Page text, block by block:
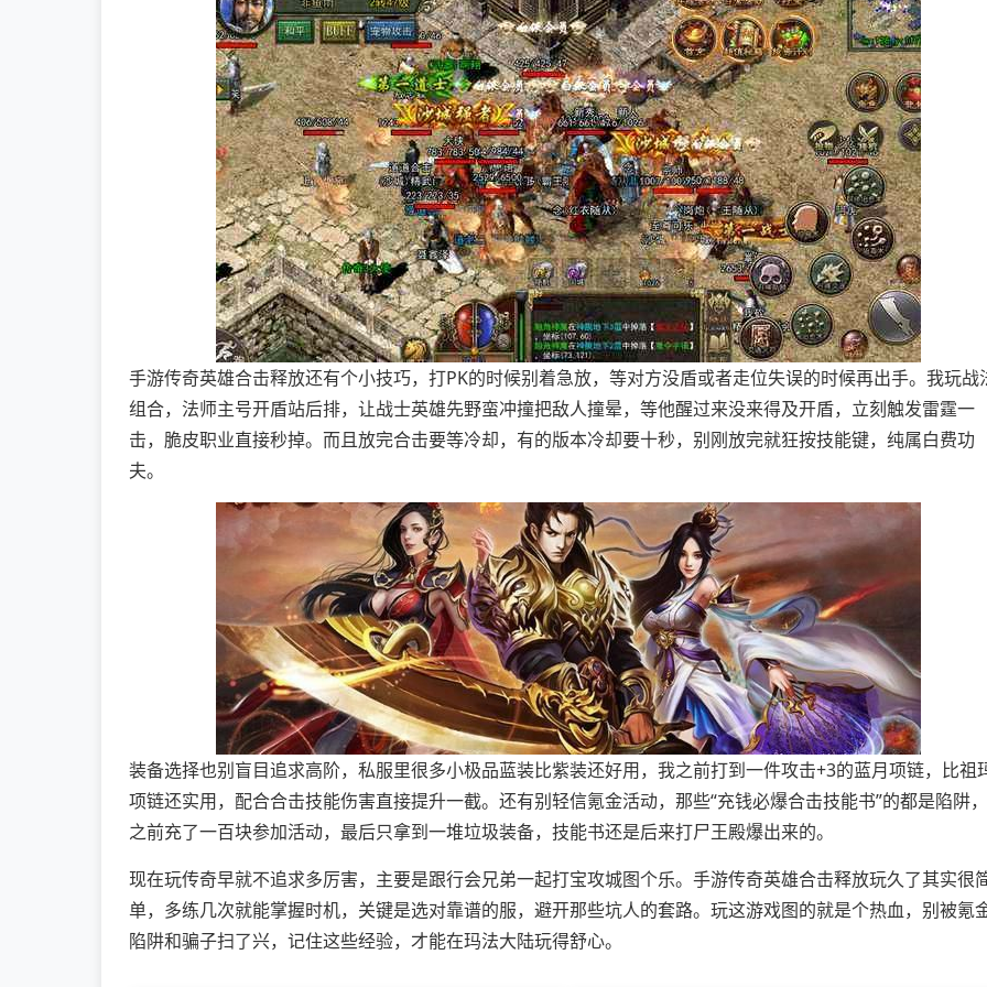
手游传奇英雄合击释放还有个小技巧，打PK的时候别着急放，等对方没盾或者走位失误的时候再出手。我玩战
组合，法师主号开盾站后排，让战士英雄先野蛮冲撞把敌人撞晕，等他醒过来没来得及开盾，立刻触发雷霆一
击，脆皮职业直接秒掉。而且放完合击要等冷却，有的版本冷却要十秒，别刚放完就狂按技能键，纯属白费功
夫。
装备选择也别盲目追求高阶，私服里很多小极品蓝装比紫装还好用，我之前打到一件攻击+3的蓝月项链，比祖
项链还实用，配合合击技能伤害直接提升一截。还有别轻信氪金活动，那些“充钱必爆合击技能书”的都是陷阱
之前充了一百块参加活动，最后只拿到一堆垃圾装备，技能书还是后来打尸王殿爆出来的。
现在玩传奇早就不追求多厉害，主要是跟行会兄弟一起打宝攻城图个乐。手游传奇英雄合击释放玩久了其实很
单，多练几次就能掌握时机，关键是选对靠谱的服，避开那些坑人的套路。玩这游戏图的就是个热血，别被氪
陷阱和骗子扫了兴，记住这些经验，才能在玛法大陆玩得舒心。